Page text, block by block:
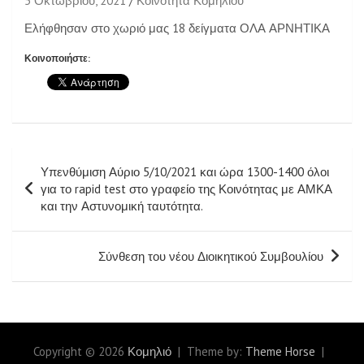
Ελήφθησαν στο χωριό μας 18 δείγματα ΟΛΑ ΑΡΝΗΤΙΚΑ
Κοινοποιήστε:
άρθρων
Υπενθύμιση Αύριο 5/10/2021 και ώρα 1300-1400 όλοι
για το rapid test στο γραφείο της Κοινότητας με ΑΜΚΑ
και την Αστυνομική ταυτότητα.
Σύνθεση του νέου Διοικητικού Συμβουλίου
Copyright © 2026 Κομηλιό Theme by: Theme Horse